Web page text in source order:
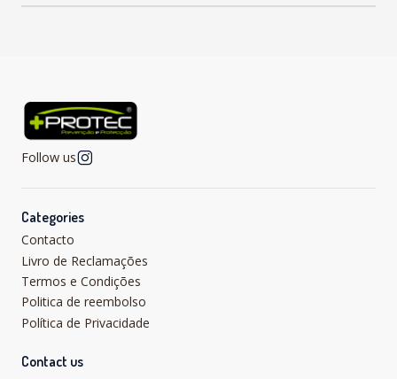
Follow us
Categories
Contacto
Livro de Reclamações
Termos e Condições
Politica de reembolso
Política de Privacidade
Contact us